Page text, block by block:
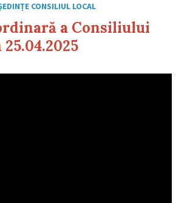
CONSILIUL LOCAL
a Consiliului